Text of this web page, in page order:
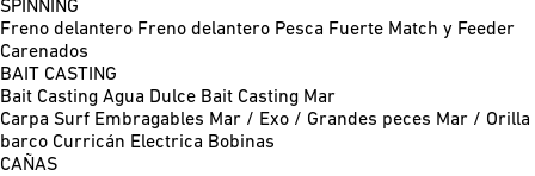
SPINNING
Freno delantero Freno delantero Pesca Fuerte Match y Feeder
Carenados
BAIT CASTING
Bait Casting Agua Dulce Bait Casting Mar
Carpa Surf Embragables Mar / Exo / Grandes peces Mar / Orilla
barco Curricán Electrica Bobinas
CAÑAS